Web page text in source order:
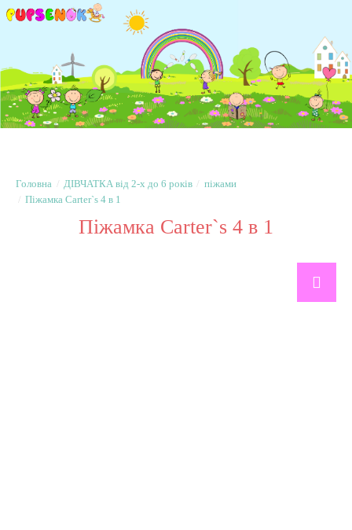
ДІВЧАТКА від 2-х до 6 років
піжами
Піжамка Carter`s 4 в 1
Піжамка Carter`s 4 в 1